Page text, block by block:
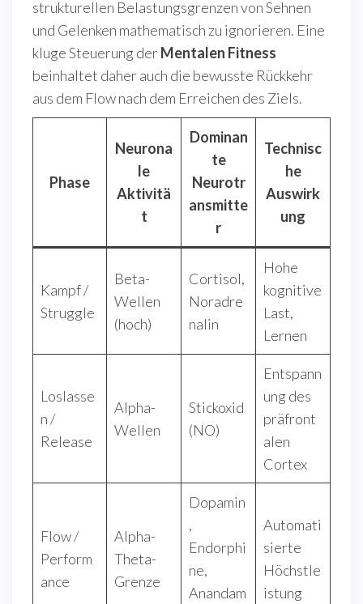
strukturellen Belastungsgrenzen von Sehnen
und Gelenken mathematisch zu ignorieren. Eine
kluge Steuerung derMentalen Fitness
beinhaltet daher auch die bewusste Rückkehr
aus dem Flow nach dem Erreichen des Ziels.
Phase
Neurona
le
Aktivitä
t
Dominan
te
Neurotr
ansmitte
r
Technisc
he
Auswirk
ung
Kampf /
Struggle
Beta-
Wellen
(hoch)
Cortisol,
Noradre
nalin
Hohe
kognitive
Last,
Lernen
Loslasse
n /
Release
Alpha-
Wellen
Stickoxid
(NO)
Entspann
ung des
präfront
alen
Cortex
Flow /
Perform
ance
Alpha-
Theta-
Grenze
Dopamin
,
Endorphi
ne,
Anandam
Automati
sierte
Höchstle
istung